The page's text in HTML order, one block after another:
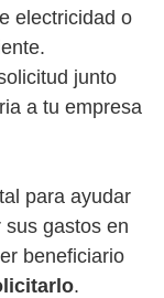
electricidad o
junto
a tu empresa
para ayudar
gastos en
beneficiario
.